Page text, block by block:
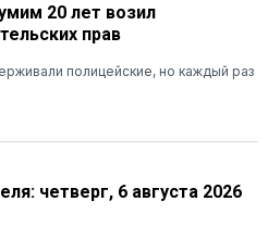
20 лет возил
прав
полицейские, но каждый раз
четверг, 6 августа 2026